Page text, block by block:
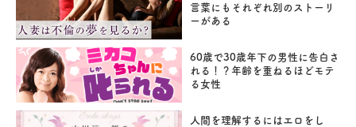
言葉にもそれぞれ別のストーリ
ーがある
60歳で30歳年下の男性に告白さ
れる！？年齢を重ねるほどモテ
る女性
人間を理解するにはエロをし